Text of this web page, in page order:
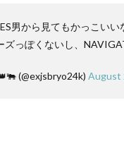
男から見てもかっこいい
ズっぽくないし、
(@exjsbryo24k) August